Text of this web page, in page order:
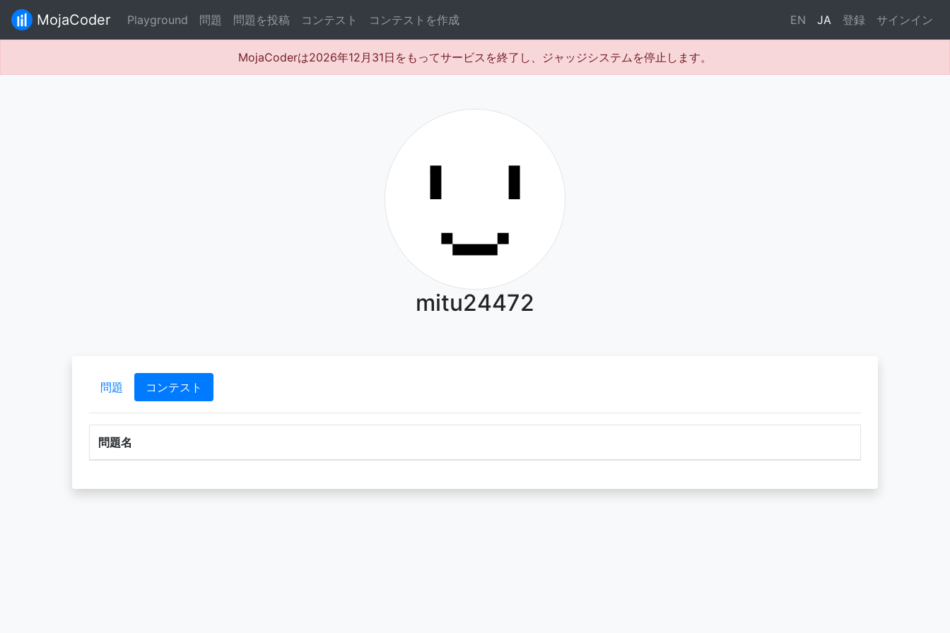
MojaCoder Playground 問題 問題を投稿 コンテスト コンテストを作成 EN JA 登録 サインイン
MojaCoderは2026年12月31日をもってサービスを終了し、ジャッジシステムを停止します。
mitu24472
問題 コンテスト
問題名